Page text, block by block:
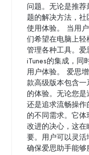
问题。无论是推
题的解决方法，
使用体验。 当用
们希望在电脑上
管理各种工具。
iTunes的集成，同
用户体验。 爱思
款高级版本包含
的体验。无论您是
还是追求流畅操
的不同需求。它
改进的决心，这
要。用户可以灵活
确保爱思助手能